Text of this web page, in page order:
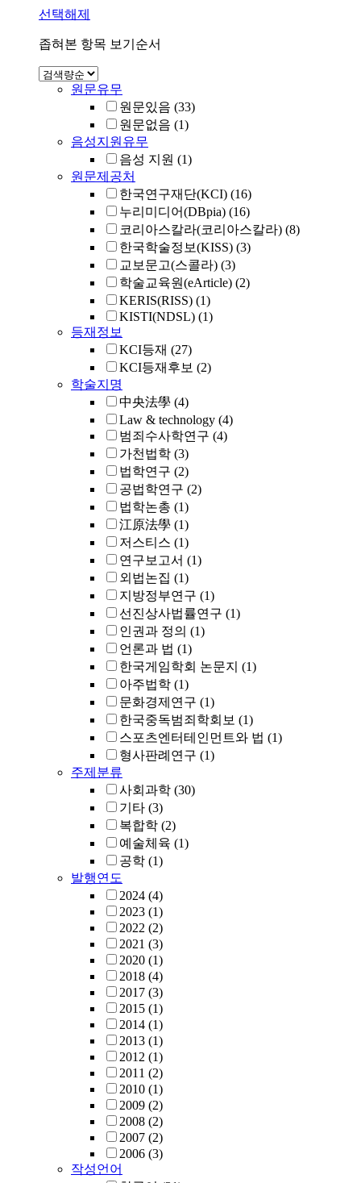
선택해제
좁혀본 항목 보기순서
원문유무
원문있음 (33)
원문없음 (1)
음성지원유무
음성 지원 (1)
원문제공처
한국연구재단(KCI) (16)
누리미디어(DBpia) (16)
코리아스칼라(코리아스칼라) (8)
한국학술정보(KISS) (3)
교보문고(스콜라) (3)
학술교육원(eArticle) (2)
KERIS(RISS) (1)
KISTI(NDSL) (1)
등재정보
KCI등재 (27)
KCI등재후보 (2)
학술지명
中央法學 (4)
Law & technology (4)
범죄수사학연구 (4)
가천법학 (3)
법학연구 (2)
공법학연구 (2)
법학논총 (1)
江原法學 (1)
저스티스 (1)
연구보고서 (1)
외법논집 (1)
지방정부연구 (1)
선진상사법률연구 (1)
인권과 정의 (1)
언론과 법 (1)
한국게임학회 논문지 (1)
아주법학 (1)
문화경제연구 (1)
한국중독범죄학회보 (1)
스포츠엔터테인먼트와 법 (1)
형사판례연구 (1)
주제분류
사회과학 (30)
기타 (3)
복합학 (2)
예술체육 (1)
공학 (1)
발행연도
2024 (4)
2023 (1)
2022 (2)
2021 (3)
2020 (1)
2018 (4)
2017 (3)
2015 (1)
2014 (1)
2013 (1)
2012 (1)
2011 (2)
2010 (1)
2009 (2)
2008 (2)
2007 (2)
2006 (3)
작성언어